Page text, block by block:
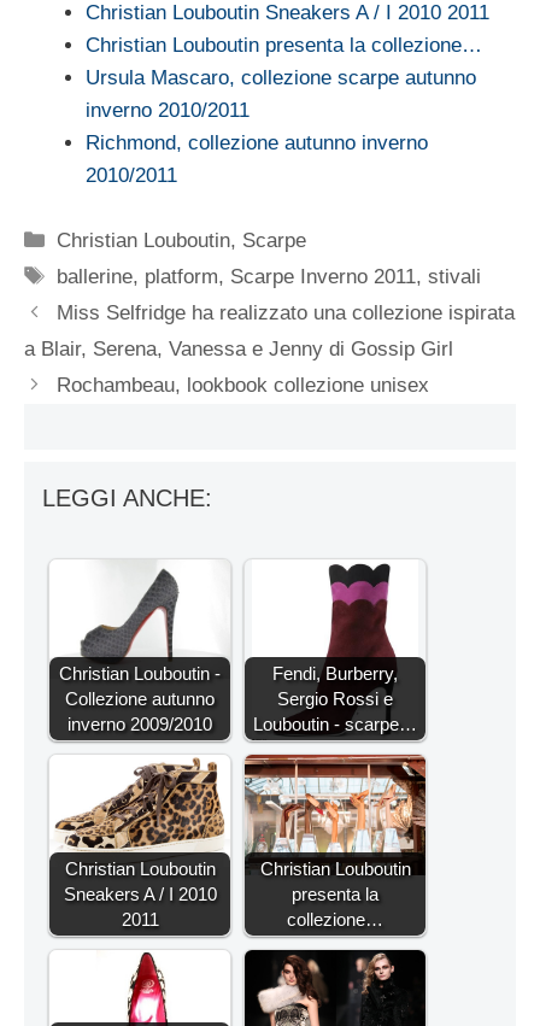
Christian Louboutin Sneakers A / I 2010 2011
Christian Louboutin presenta la collezione…
Ursula Mascaro, collezione scarpe autunno
inverno 2010/2011
Richmond, collezione autunno inverno
2010/2011
Categorie
Christian Louboutin, Scarpe
Tag
ballerine, platform, Scarpe Inverno 2011,stivali
Miss Selfridge ha realizzato una collezione ispirata
a Blair, Serena, Vanessa e Jenny di Gossip Girl
Rochambeau, lookbook collezione unisex
LEGGI ANCHE:
Christian Louboutin -
Collezione autunno
inverno 2009/2010
Fendi, Burberry,
Sergio Rossi e
Louboutin - scarpe…
Christian Louboutin
Sneakers A / I 2010
2011
Christian Louboutin
presenta la
collezione…